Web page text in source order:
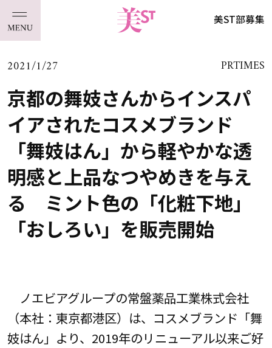
美ST部募集
2021/1/27 PRTIMES
京都の舞妓さんからインスパ
イアされたコスメブランド
「舞妓はん」から軽やかな透
明感と上品なつやめきを与え
る ミント色の「化粧下地」
「おしろい」を販売開始
ノエビアグループの常盤薬品工業株式会社
（本社：東京都港区）は、コスメブランド「舞
妓はん」より、2019年のリニューアル以来ご好